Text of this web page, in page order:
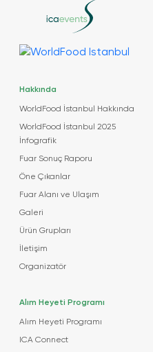
Hakkında
WorldFood İstanbul Hakkında
WorldFood İstanbul 2025
İnfografik
Fuar Sonuç Raporu
Öne Çıkanlar
Fuar Alanı ve Ulaşım
Galeri
Ürün Grupları
İletişim
Organizatör
Alım Heyeti Programı
Alım Heyeti Programı
ICA Connect